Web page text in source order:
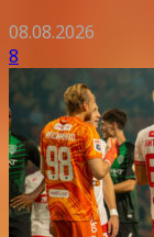
08.08.2026
8